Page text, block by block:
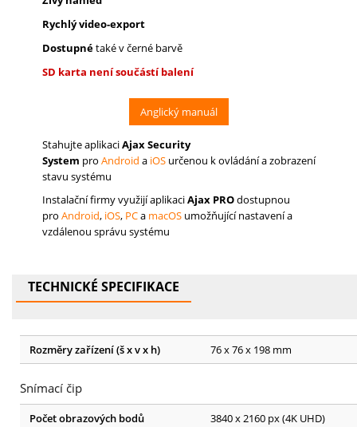
Rychlý video-export
Dostupnétaké v černé barvě
SD karta není součástí balení
Anglický manuál
Stahujte aplikaciAjax Security
System pro Android a iOS určenou k ovládání a zobrazení
stavu systému
Instalační firmy využijí aplikaciAjax PROdostupnou
pro Android, iOS, PCa macOS umožňující nastavení a
vzdálenou správu systému
TECHNICKÉ SPECIFIKACE
Rozměry zařízení (š x v x h) 76 x 76 x 198 mm
Snímací čip
Počet obrazových bodů
3840 x 2160 px (4K UHD)